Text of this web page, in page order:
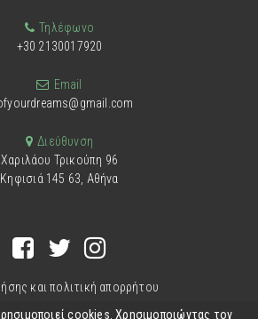
cookies. Χρησιμοποιώντας τον
Τηλέφωνο
+30 2130017920
Email
Διεύθυνση
Χαριλάου Τρικούπη 96
Κηφισιά 145 63, Αθήνα
και πολιτική απορρήτου